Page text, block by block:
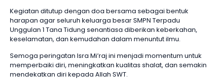
Kegiatan ditutup dengan doa bersama sebagai bentuk
harapan agar seluruh keluarga besar SMPN Terpadu
Unggulan 1 Tana Tidung senantiasa diberikan keberkahan,
keselamatan, dan kemudahan dalam menuntut ilmu.
Semoga peringatan Isra Mi’raj ini menjadi momentum untuk
memperbaiki diri, meningkatkan kualitas shalat, dan semakin
mendekatkan diri kepada Allah SWT.